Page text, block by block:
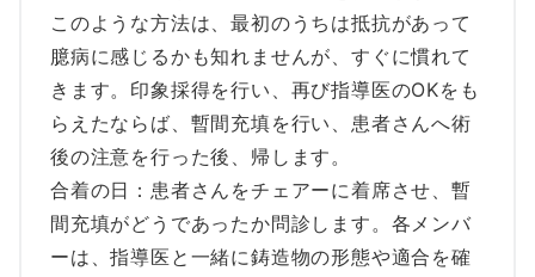
このような方法は、最初のうちは抵抗があって
臆病に感じるかも知れませんが、すぐに慣れて
きます。印象採得を行い、再び指導医のOKをも
らえたならば、暫間充填を行い、患者さんへ術
後の注意を行った後、帰します。
合着の日：患者さんをチェアーに着席させ、暫
間充填がどうであったか問診します。各メンバ
ーは、指導医と一緒に鋳造物の形態や適合を確